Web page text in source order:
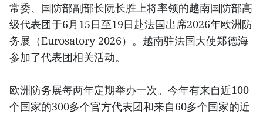
常委、国防部副部长阮长胜上将率领的越南国防部高
级代表团于6月15日至19日赴法国出席2026年欧洲防
务展（Eurosatory 2026）。越南驻法国大使郑德海
参加了代表团相关活动。
欧洲防务展每两年定期举办一次。今年有来自近100
个国家的300多个官方代表团和来自60多个国家的近